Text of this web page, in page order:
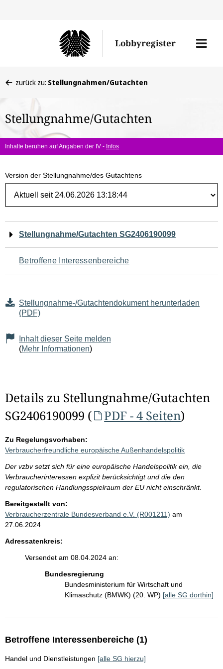
Lobbyregister
Menü
befinden
hier:
zurück zu: Stellungnahmen/Gutachten
Stellungnahme/Gutachten
Inhalte beruhen auf Angaben der IV - Infos
Version der Stellungnahme/des Gutachtens
Navigation
für
den
Seiteninhalt
Stellungnahme/Gutachten SG2406190099
Betroffene Interessenbereiche
Stellungnahme-/Gutachtendokument herunterladen
(PDF)
Inhalt dieser Seite melden
(Mehr Informationen)
Details zu Stellungnahme/Gutachten
SG2406190099 (
PDF - 4 Seiten)
Zu Regelungsvorhaben:
Verbraucherfreundliche europäische Außenhandelspolitik
Der vzbv setzt sich für eine europäische Handelspolitik ein, die
Verbraucherinteressen explizit berücksichtigt und die den
regulatorischen Handlungsspielraum der EU nicht einschränkt.
Bereitgestellt von:
Verbraucherzentrale Bundesverband e.V. (R001211) am
27.06.2024
Adressatenkreis:
Versendet am 08.04.2024 an:
Bundesregierung
Bundesministerium für Wirtschaft und
Klimaschutz (BMWK) (20. WP) [alle SG dorthin]
Betroffene Interessenbereiche (1)
Handel und Dienstleistungen [alle SG hierzu]